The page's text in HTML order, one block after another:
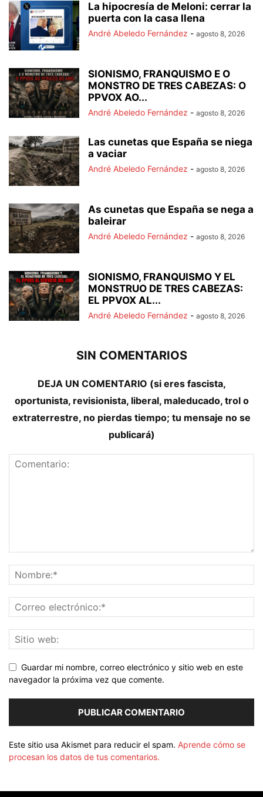
La hipocresía de Meloni: cerrar la
puerta con la casa llena
André Abeledo Fernández - agosto 8, 2026
SIONISMO, FRANQUISMO E O
MONSTRO DE TRES CABEZAS: O
PPVOX AO...
André Abeledo Fernández - agosto 8, 2026
Las cunetas que España se niega
a vaciar
André Abeledo Fernández - agosto 8, 2026
As cunetas que España se nega a
baleirar
André Abeledo Fernández - agosto 8, 2026
SIONISMO, FRANQUISMO Y EL
MONSTRUO DE TRES CABEZAS:
EL PPVOX AL...
André Abeledo Fernández - agosto 8, 2026
SIN COMENTARIOS
DEJA UN COMENTARIO (si eres fascista,
oportunista, revisionista, liberal, maleducado, trol o
extraterrestre, no pierdas tiempo; tu mensaje no se
publicará)
Guardar mi nombre, correo electrónico y sitio web en este
navegador la próxima vez que comente.
Este sitio usa Akismet para reducir el spam. Aprende cómo se
procesan los datos de tus comentarios.